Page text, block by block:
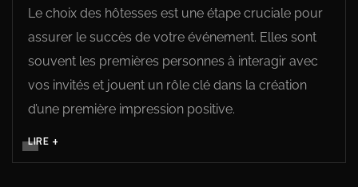
Le choix des hôtesses est une étape cruciale pour
assurer le succès de votre événement. Elles sont
souvent les premières personnes à interagir avec
vos invités et jouent un rôle clé dans la création
d’une première impression positive.
LIRE +